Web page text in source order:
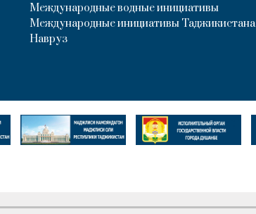
Международные водные инициативы
Международные инициативы Таджикистана
Навруз